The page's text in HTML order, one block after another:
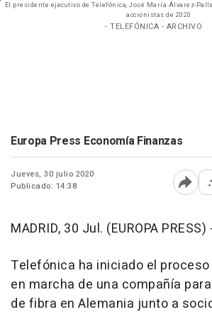
El presidente ejecutivo de Telefónica, José María Álvarez-
accionistas de 2020
- TELEFÓNICA - ARCHIVO
Europa Press Economía Finanzas
Jueves, 30 julio 2020
Publicado: 14:38
MADRID, 30 Jul. (EUROPA PRESS)
Telefónica ha iniciado el
en marcha de una compañía
de fibra en Alemania junto a